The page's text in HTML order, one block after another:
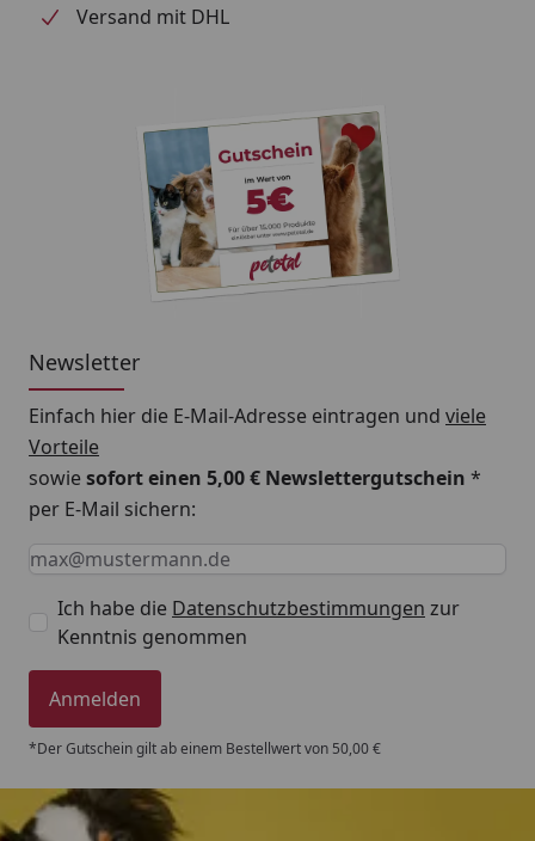
Versand mit DHL
Newsletter
Einfach hier die E-Mail-Adresse eintragen und viele
Vorteile
sowiesofort einen 5,00 € Newslettergutschein *
per E-Mail sichern:
Keine Eingabe erforderlich
Eingabe erforderlich
E-Mail *
Ich habe die Datenschutzbestimmungen zur
Kenntnis genommen
Anmelden
*Der Gutschein gilt ab einem Bestellwert von 50,00 €